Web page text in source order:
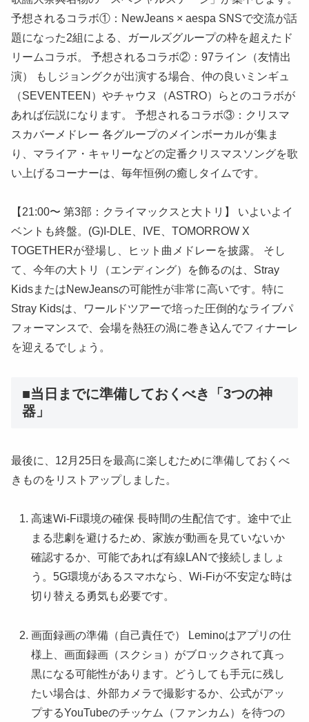
予想されるコラボ①：NewJeans × aespa SNSで交流が話
題になった2組による、ガールズグループの枠を超えたド
リームコラボ。 予想されるコラボ②：97ライン（友情出
演） もしジョングクが出演する場合、仲の良いミンギュ
（SEVENTEEN）やチャウヌ（ASTRO）らとのコラボが
あれば伝説になります。 予想されるコラボ③：クリスマ
スカバーメドレー 各グループのメインボーカルが集ま
り、マライア・キャリーなどの定番クリスマスソングを歌
い上げるコーナーは、毎年恒例の癒しタイムです。
【21:00〜 第3部：クライマックスと大トリ】 いよいよイ
ベントも終盤。(G)I-DLE、IVE、TOMORROW X
TOGETHERが登場し、ヒット曲メドレーを披露。 そし
て、今年の大トリ（エンディング）を飾るのは、Stray
KidsまたはNewJeansの可能性が非常に高いです。特に
Stray Kidsは、ワールドツアーで培った圧倒的なライブパ
フォーマンスで、会場を熱狂の渦に巻き込んでフィナーレ
を迎えるでしょう。
■当日までに準備しておくべき「3つの神
器」
最後に、12月25日を最高に楽しむために準備しておくべ
きものをリストアップしました。
高速Wi-Fi環境の確保 長時間の生配信です。途中で止
まる悲劇を避けるため、家族が動画を見ていないか
確認するか、可能であれば有線LANで接続しましょ
う。5G環境があるスマホなら、Wi-Fiが不安定な時は
切り替える勇気も必要です。
画面録画の準備（自己責任で） Leminoはアプリの仕
様上、画面録画（スクショ）がブロックされて真っ
黒になる可能性があります。どうしても手元に残し
たい場合は、外部カメラで撮影するか、公式がアッ
プするYouTubeのチッケム（ファンカム）を待つの